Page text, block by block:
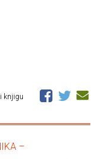
knjigu
–